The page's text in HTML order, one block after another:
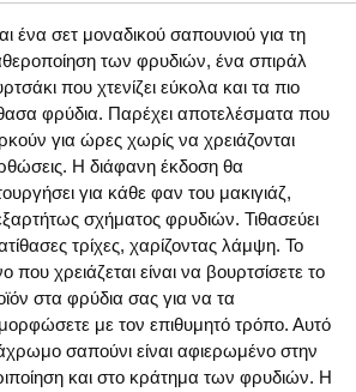
ένα σετ μοναδικού σαπουνιού για τη
των φρυδιών, ένα σπιράλ
που χτενίζει εύκολα και τα πιο
φρύδια. Παρέχει αποτελέσματα που
για ώρες χωρίς να χρειάζονται
Η διάφανη έκδοση θα
για κάθε φαν του μακιγιάζ,
σχήματος φρυδιών. Τιθασεύει
ατίθασες τρίχες, χαρίζοντας λάμψη. Το
που χρειάζεται είναι να βουρτσίσετε το
στα φρύδια σας για να τα
με τον επιθυμητό τρόπο. Αυτό
σαπούνι είναι αφιερωμένο στην
και στο κράτημα των φρυδιών. Η